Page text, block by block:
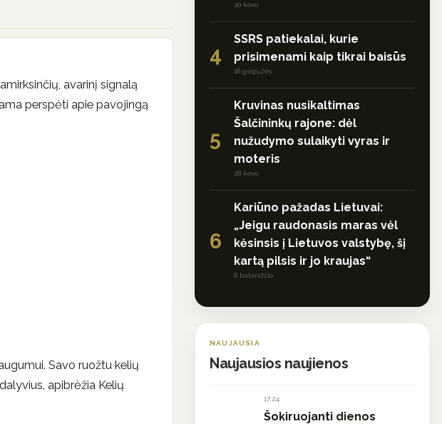
avarinį signalą
perspėti apie pavojingą
Savo ruožtu kelių
apibrėžia Kelių
20 kovo
4
SSRS patiekalai, kurie
prisimenami kaip tikrai baisūs
18 gegužės
5
Kruvinas nusikaltimas
Šalčininkų rajone: dėl
nužudymo sulaikyti vyras ir
moteris
28 kovo
6
Kariūno pažadas Lietuvai:
„Jeigu raudonasis maras vėl
kėsinsis į Lietuvos valstybę, šį
kartą pilsis ir jo kraujas“
6 balandžio
NAUJAUSIA
Naujausios naujienos
17:24
Šokiruojanti dienos